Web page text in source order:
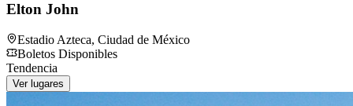
Elton John
Estadio Azteca, Ciudad de México
Boletos Disponibles
Tendencia
Ver lugares